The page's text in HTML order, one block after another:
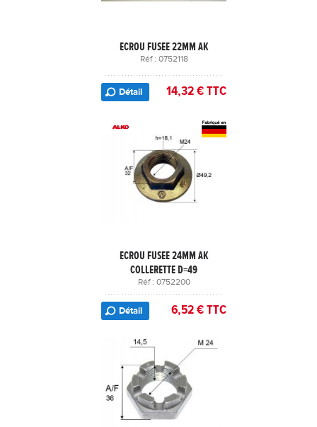
ECROU FUSEE 22MM AK
Réf : 0752118
Détail 14,32 € TTC
ECROU FUSEE 24MM AK
COLLERETTE D=49
Réf : 0752200
Détail 6,52 € TTC